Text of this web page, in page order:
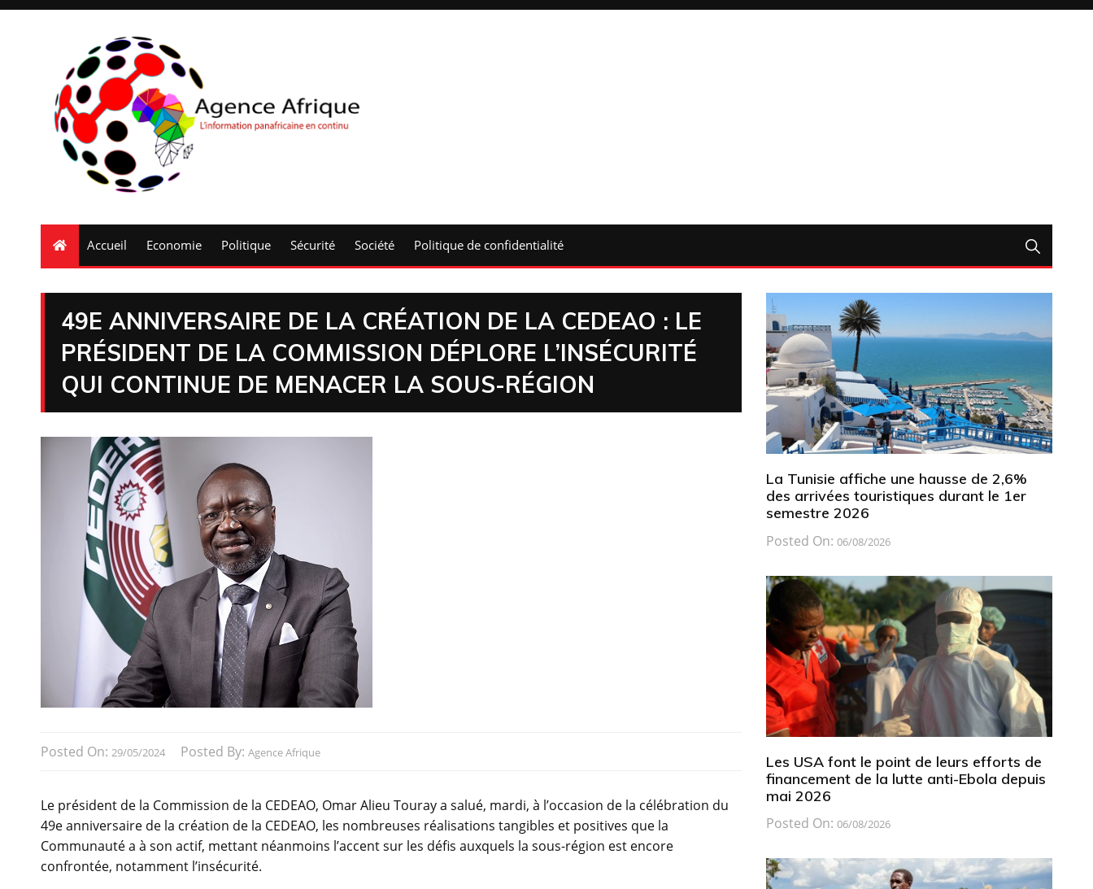
Accueil Economie Politique Sécurité Société Politique de confidentialité
49E ANNIVERSAIRE DE LA CRÉATION DE LA CEDEAO : LE
PRÉSIDENT DE LA COMMISSION DÉPLORE L’INSÉCURITÉ
QUI CONTINUE DE MENACER LA SOUS-RÉGION
Posted On: 29/05/2024 Posted By: Agence Afrique
Le président de la Commission de la CEDEAO, Omar Alieu Touray a salué, mardi, à l’occasion de la célébration du
49e anniversaire de la création de la CEDEAO, les nombreuses réalisations tangibles et positives que la
Communauté a à son actif, mettant néanmoins l’accent sur les défis auxquels la sous-région est encore
confrontée, notamment l’insécurité.
La Tunisie affiche une hausse de 2,6%
des arrivées touristiques durant le 1er
semestre 2026
Posted On: 06/08/2026
Les USA font le point de leurs efforts de
financement de la lutte anti-Ebola depuis
mai 2026
Posted On: 06/08/2026